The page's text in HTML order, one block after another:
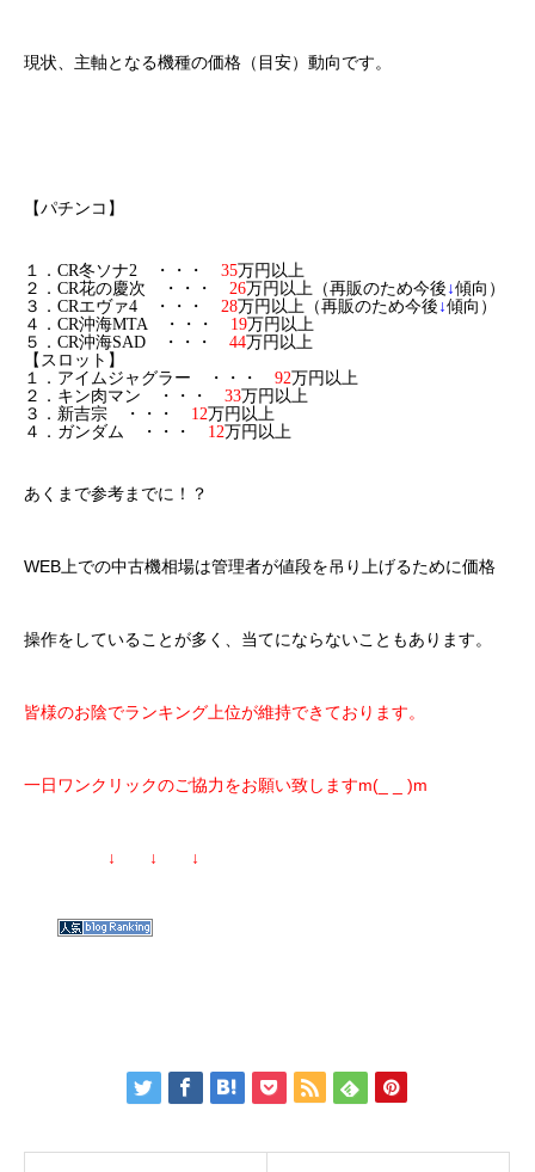
現状、主軸となる機種の価格（目安）動向です。
【パチンコ】
１．CR冬ソナ2 ・・・ 35万円以上
２．CR花の慶次 ・・・ 26万円以上（再販のため今後 ↓傾向）
３．CRエヴァ4 ・・・ 28万円以上（再販のため今後 ↓傾向）
４．CR沖海MTA ・・・ 19万円以上
５．CR沖海SAD ・・・ 44万円以上
【スロット】
１．アイムジャグラー ・・・ 92万円以上
２．キン肉マン ・・・ 33万円以上
３．新吉宗 ・・・ 12万円以上
４．ガンダム ・・・ 12万円以上
あくまで参考までに！？
WEB上での中古機相場は管理者が値段を吊り上げるために価格
操作をしていることが多く、当てにならないこともあります。
皆様のお陰でランキング上位が維持できております。
一日ワンクリックのご協力をお願い致しますm(_ _ )m
↓ ↓ ↓